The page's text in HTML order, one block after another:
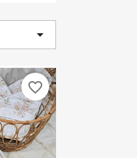

favorite_border